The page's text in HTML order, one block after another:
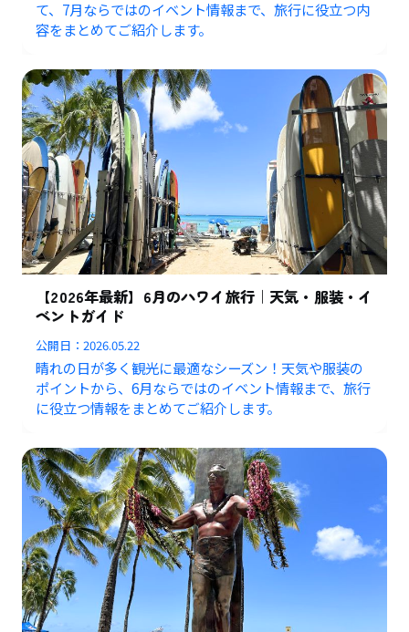
て、7月ならではのイベント情報まで、旅行に役立つ内
容をまとめてご紹介します。
【2026年最新】6月のハワイ旅行｜天気・服装・イ
ベントガイド
公開日：2026.05.22
晴れの日が多く観光に最適なシーズン！天気や服装の
ポイントから、6月ならではのイベント情報まで、旅行
に役立つ情報をまとめてご紹介します。